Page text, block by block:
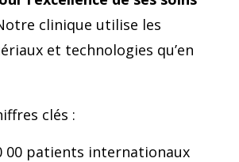
clinique utilise les
et technologies qu’en
clés :
00 patients internationaux